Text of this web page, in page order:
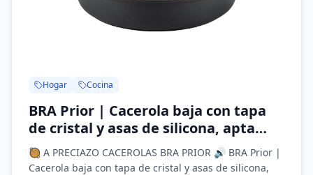
Hogar Cocina
BRA Prior | Cacerola baja con tapa
de cristal y asas de silicona, apta
para todo tipo de cocinas incluida
inducción y horno, 28 cm
🥘 A PRECIAZO CACEROLAS BRA PRIOR 🔊 BRA Prior |
Cacerola baja con tapa de cristal y asas de silicona,